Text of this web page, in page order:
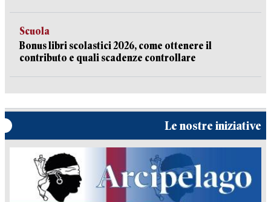
Scuola
Bonus libri scolastici 2026, come ottenere il
contributo e quali scadenze controllare
Le nostre iniziative